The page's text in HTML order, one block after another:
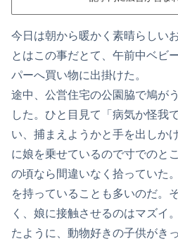
今日は朝から暖かく素晴らしい
とはこの事だとて、午前中ベビ
パーへ買い物に出掛けた。
途中、公営住宅の公園脇で鳩が
した。ひと目見て「病気か怪我
い、捕まえようかと手を出しか
に娘を乗せているので寸でのと
の頃なら間違いなく拾っていた
を持っていることも多いのだ。
く、娘に接触させるのはマズイ
たように、動物好きの子供がき